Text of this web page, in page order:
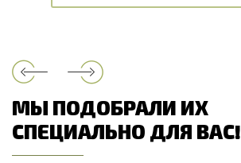
МЫ ПОДОБРАЛИ ИХ
СПЕЦИАЛЬНО ДЛЯ ВАС!